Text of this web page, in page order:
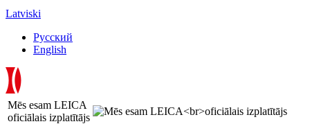
Latviski
Русский
English
Mēs esam LEICA
oficiālais izplatītājs